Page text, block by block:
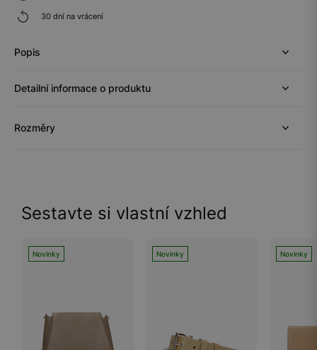
30 dní na vrácení
Popis
Detailní informace o produktu
Rozměry
Sestavte si vlastní vzhled
Novinky Novinky Novinky